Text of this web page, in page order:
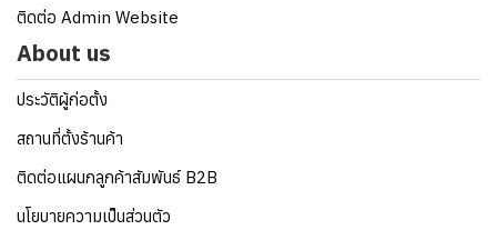
ติดต่อ Admin Website
About us
ประวัติผู้ก่อตั้ง
สถานที่ตั้งร้านค้า
ติดต่อแผนกลูกค้าสัมพันธ์ B2B
นโยบายความเป็นส่วนตัว